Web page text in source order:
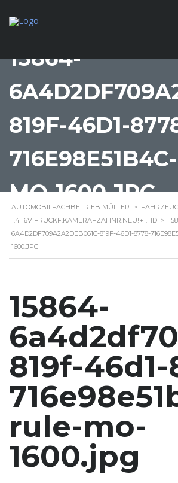
15864-
819F-46D1-
MO-1600.JPG
AUTOMOBILFACHBETRIEB MÜLLER >
1.4 16V +RÜCKF.KAMERA+ZAHNR.NEU!+1.HD >
6A4D2DF709A2A2DEB061C-819F-46D1-8778-
1600.JPG
15864-
819f-
rule-mo-
1600.jpg